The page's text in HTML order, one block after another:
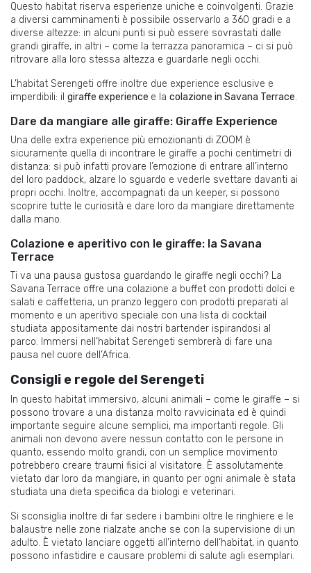
Questo habitat riserva esperienze uniche e coinvolgenti. Grazie
a diversi camminamenti è possibile osservarlo a 360 gradi e a
diverse altezze: in alcuni punti si può essere sovrastati dalle
grandi giraffe, in altri – come la terrazza panoramica – ci si può
ritrovare alla loro stessa altezza e guardarle negli occhi.
L’habitat Serengeti offre inoltre due experience esclusive e
imperdibili: il giraffe experience e la colazione in Savana Terrace.
Dare da mangiare alle giraffe: Giraffe Experience
Una delle extra experience più emozionanti di ZOOM è
sicuramente quella di incontrare le giraffe a pochi centimetri di
distanza: si può infatti provare l’emozione di entrare all’interno
del loro paddock, alzare lo sguardo e vederle svettare davanti ai
propri occhi. Inoltre, accompagnati da un keeper, si possono
scoprire tutte le curiosità e dare loro da mangiare direttamente
dalla mano.
Colazione e aperitivo con le giraffe: la Savana
Terrace
Ti va una pausa gustosa guardando le giraffe negli occhi? La
Savana Terrace offre una colazione a buffet con prodotti dolci e
salati e caffetteria, un pranzo leggero con prodotti preparati al
momento e un aperitivo speciale con una lista di cocktail
studiata appositamente dai nostri bartender ispirandosi al
parco. Immersi nell’habitat Serengeti sembrerà di fare una
pausa nel cuore dell’Africa.
Consigli e regole del Serengeti
In questo habitat immersivo, alcuni animali – come le giraffe – si
possono trovare a una distanza molto ravvicinata ed è quindi
importante seguire alcune semplici, ma importanti regole. Gli
animali non devono avere nessun contatto con le persone in
quanto, essendo molto grandi, con un semplice movimento
potrebbero creare traumi fisici al visitatore. È assolutamente
vietato dar loro da mangiare, in quanto per ogni animale è stata
studiata una dieta specifica da biologi e veterinari.
Si sconsiglia inoltre di far sedere i bambini oltre le ringhiere e le
balaustre nelle zone rialzate anche se con la supervisione di un
adulto. È vietato lanciare oggetti all’interno dell’habitat, in quanto
possono infastidire e causare problemi di salute agli esemplari.